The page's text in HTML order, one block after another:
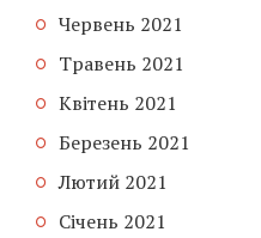
Червень 2021
Травень 2021
Квітень 2021
Березень 2021
Лютий 2021
Січень 2021